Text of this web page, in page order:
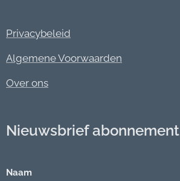
Privacybeleid
Algemene Voorwaarden
Over ons
Nieuwsbrief abonnement
Naam